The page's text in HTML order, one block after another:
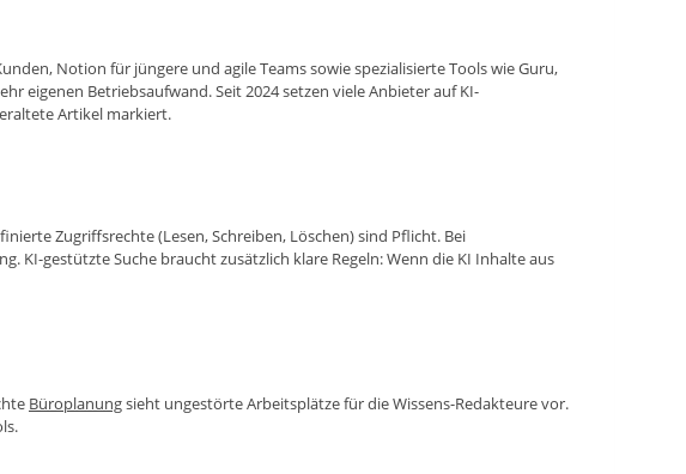
Notion für jüngere und agile Teams sowie spezialisierte Tools wie Guru,
eigenen Betriebsaufwand. Seit 2024 setzen viele Anbieter auf KI-
Artikel markiert.
Zugriffsrechte (Lesen, Schreiben, Löschen) sind Pflicht. Bei
KI-gestützte Suche braucht zusätzlich klare Regeln: Wenn die KI Inhalte aus
Büroplanungsieht ungestörte Arbeitsplätze für die Wissens-Redakteure vor.